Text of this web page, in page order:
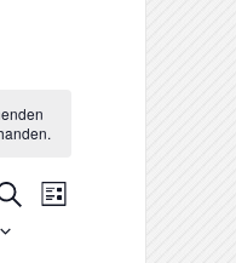
Veranstaltung
Liste